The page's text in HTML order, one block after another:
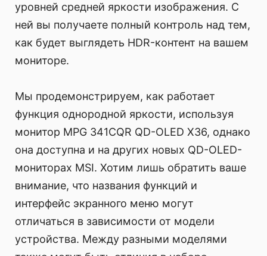
уровней средней яркости изображения. С
ней вы получаете полный контроль над тем,
как будет выглядеть HDR-контент на вашем
мониторе.
Мы продемонстрируем, как работает
функция однородной яркости, используя
монитор MPG 341CQR QD-OLED X36, однако
она доступна и на других новых QD-OLED-
мониторах MSI. Хотим лишь обратить ваше
внимание, что названия функций и
интерфейс экранного меню могут
отличаться в зависимости от модели
устройства. Между разными моделями